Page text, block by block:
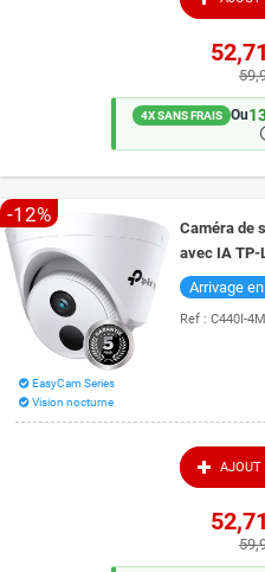
4X SANS FRAIS Ou
-12%
Caméra de
avec IA TP-
30 mètres
Arrivage
Ref : C440I-
EasyCam Series
Vision nocturne
AJOUT